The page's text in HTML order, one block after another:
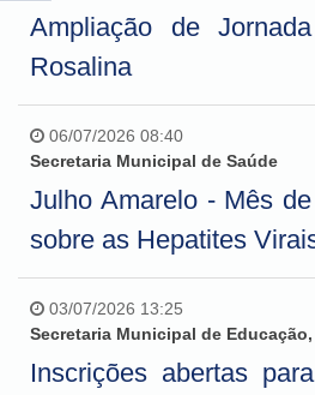
Ampliação de
Rosalina
06/07/2026 08:40
Secretaria Municipal de Saúde
Julho Amarelo - Mês
sobre as Hepatites
03/07/2026 13:25
Secretaria Municipal de
Inscrições abertas